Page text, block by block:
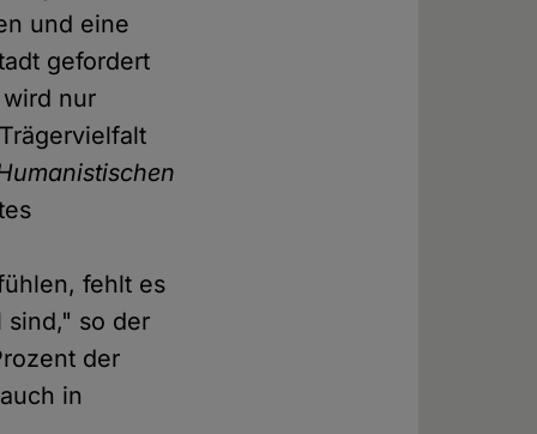
und eine
gefordert
nur
fehlt es
sind," so der
der
in